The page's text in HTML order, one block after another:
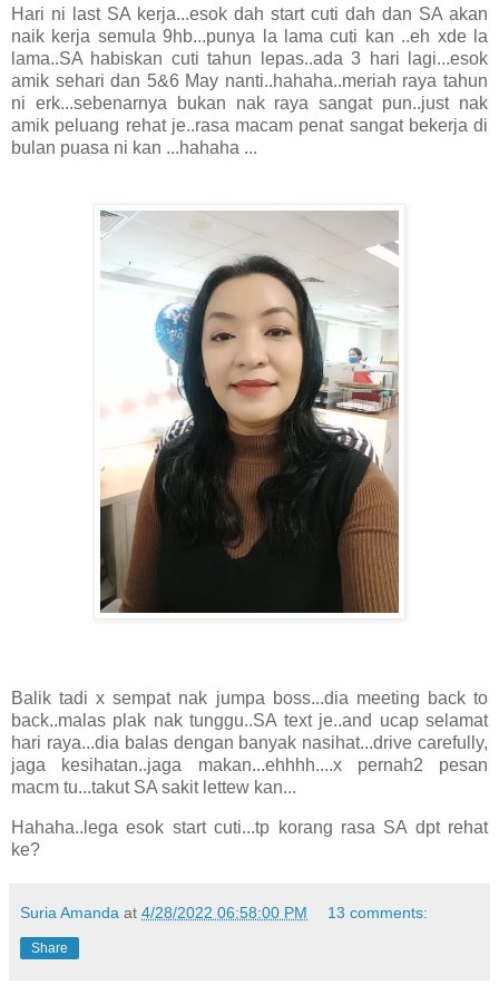
Hari ni last SA kerja...esok dah start cuti dah dan SA akan
naik kerja semula 9hb...punya la lama cuti kan ..eh xde la
lama..SA habiskan cuti tahun lepas..ada 3 hari lagi...esok
amik sehari dan 5&6 May nanti..hahaha..meriah raya tahun
ni erk...sebenarnya bukan nak raya sangat pun..just nak
amik peluang rehat je..rasa macam penat sangat bekerja di
bulan puasa ni kan ...hahaha ...
Balik tadi x sempat nak jumpa boss...dia meeting back to
back..malas plak nak tunggu..SA text je..and ucap selamat
hari raya...dia balas dengan banyak nasihat...drive carefully,
jaga kesihatan..jaga makan...ehhhh....x pernah2 pesan
macm tu...takut SA sakit lettew kan...
Hahaha..lega esok start cuti...tp korang rasa SA dpt rehat
ke?
Suria Amanda at 4/28/2022 06:58:00 PM 13 comments:
Share